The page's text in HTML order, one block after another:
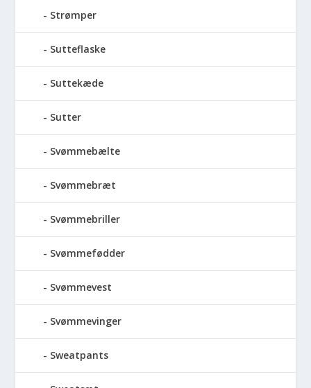
Strømper
Sutteflaske
Suttekæde
Sutter
Svømmebælte
Svømmebræt
Svømmebriller
Svømmefødder
Svømmevest
Svømmevinger
Sweatpants